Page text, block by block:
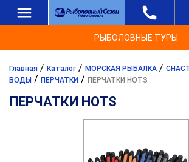
РЫБОЛОВНЫЕ ТУРЫ
Главная / Каталог / МОРСКАЯ РЫБАЛКА /
ВОДЫ / ПЕРЧАТКИ / ПЕРЧАТКИ HOTS
ПЕРЧАТКИ HOTS